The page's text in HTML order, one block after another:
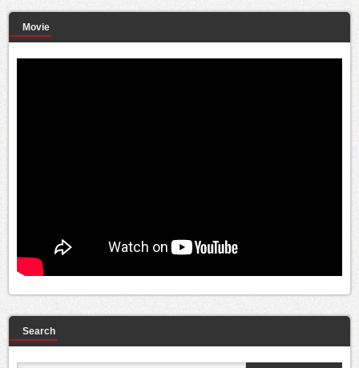
Movie
Search